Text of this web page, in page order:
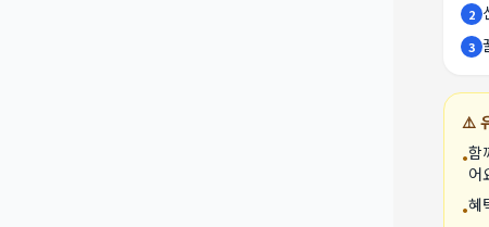
2
3
⚠️
•함
어
•혜